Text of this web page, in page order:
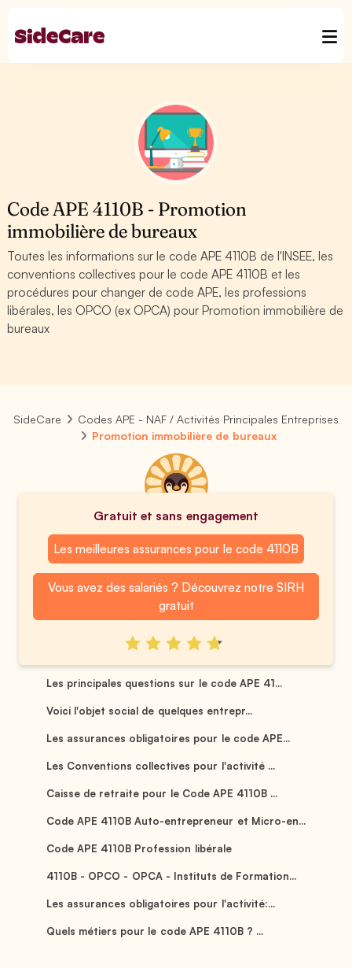
Code APE 4110B - Promotion
immobilière de bureaux
Toutes les informations sur le code APE 4110B de l'INSEE, les
conventions collectives pour le code APE 4110B et les
procédures pour changer de code APE, les professions
libérales, les OPCO (ex OPCA) pour Promotion immobilière de
bureaux
SideCare
Codes APE - NAF / Activités Principales Entreprises
Promotion immobilière de bureaux
Gratuit et sans engagement
Les meilleures assurances pour le code 4110B
Vous avez des salariés ? Découvrez notre SIRH
gratuit
Les principales questions sur le code APE 41...
Voici l'objet social de quelques entrepr...
Les assurances obligatoires pour le code APE...
Les Conventions collectives pour l'activité ...
Caisse de retraite pour le Code APE 4110B ...
Code APE 4110B Auto-entrepreneur et Micro-en...
Code APE 4110B Profession libérale
4110B - OPCO - OPCA - Instituts de Formation...
Les assurances obligatoires pour l'activité:...
Quels métiers pour le code APE 4110B ? ...